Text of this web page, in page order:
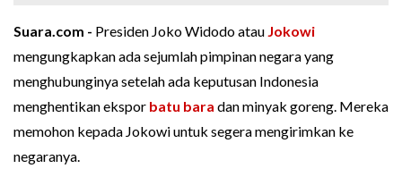
Suara.com - Presiden Joko Widodo atau Jokowi
mengungkapkan ada sejumlah pimpinan negara yang
menghubunginya setelah ada keputusan Indonesia
menghentikan ekspor batu bara dan minyak goreng. Mereka
memohon kepada Jokowi untuk segera mengirimkan ke
negaranya.